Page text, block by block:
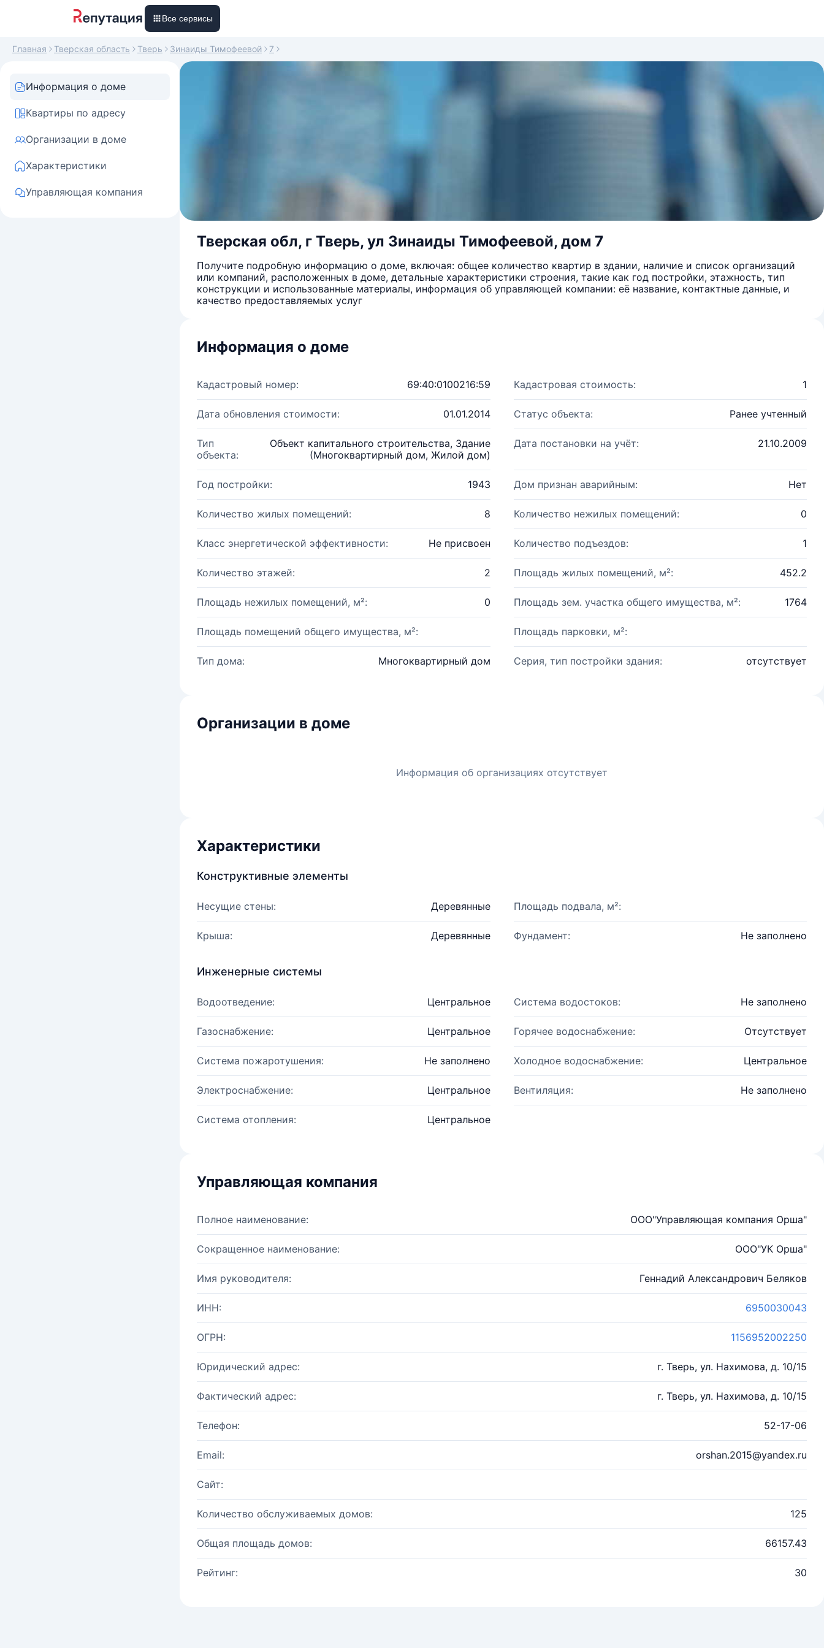
Все сервисы
Главная Тверская область Тверь Зинаиды Тимофеевой 7
Информация о доме
Квартиры по адресу
Организации в доме
Характеристики
Управляющая компания
Тверская обл, г Тверь, ул Зинаиды Тимофеевой, дом 7
Получите подробную информацию о доме, включая: общее количество квартир в здании, наличие и список организаций
или компаний, расположенных в доме, детальные характеристики строения, такие как год постройки, этажность, тип
конструкции и использованные материалы, информация об управляющей компании: её название, контактные данные, и
качество предоставляемых услуг
Информация о доме
Кадастровый номер: 69:40:0100216:59 Кадастровая стоимость: 1
Дата обновления стоимости: 01.01.2014 Статус объекта: Ранее учтенный
Тип
объекта:
Объект капитального строительства, Здание
(Многоквартирный дом, Жилой дом)
Дата постановки на учёт: 21.10.2009
Год постройки: 1943 Дом признан аварийным: Нет
Количество жилых помещений: 8 Количество нежилых помещений: 0
Класс энергетической эффективности: Не присвоен Количество подъездов: 1
Количество этажей: 2 Площадь жилых помещений, м²: 452.2
Площадь нежилых помещений, м²: 0 Площадь зем. участка общего имущества, м²: 1764
Площадь помещений общего имущества, м²: Площадь парковки, м²:
Тип дома: Многоквартирный дом Серия, тип постройки здания: отсутствует
Организации в доме
Информация об организациях отсутствует
Характеристики
Конструктивные элементы
Несущие стены: Деревянные Площадь подвала, м²:
Крыша: Деревянные Фундамент: Не заполнено
Инженерные системы
Водоотведение: Центральное Система водостоков: Не заполнено
Газоснабжение: Центральное Горячее водоснабжение: Отсутствует
Система пожаротушения: Не заполнено Холодное водоснабжение: Центральное
Электроснабжение: Центральное Вентиляция: Не заполнено
Система отопления: Центральное
Управляющая компания
Полное наименование: ООО"Управляющая компания Орша"
Сокращенное наименование: ООО"УК Орша"
Имя руководителя: Геннадий Александрович Беляков
ИНН: 6950030043
ОГРН: 1156952002250
Юридический адрес: г. Тверь, ул. Нахимова, д. 10/15
Фактический адрес: г. Тверь, ул. Нахимова, д. 10/15
Телефон: 52-17-06
Email: orshan.2015@yandex.ru
Сайт:
Количество обслуживаемых домов: 125
Общая площадь домов: 66157.43
Рейтинг: 30